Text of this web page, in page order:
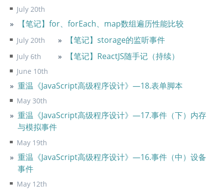
July 20th
【笔记】for、forEach、map数组遍历性能比较
July 20th 【笔记】storage的监听事件
July 6th 【笔记】ReactJS随手记（持续）
June 10th
重温《JavaScript高级程序设计》—18.表单脚本
May 30th
重温《JavaScript高级程序设计》—17.事件（下）内存
与模拟事件
May 19th
重温《JavaScript高级程序设计》—16.事件（中）设备
事件
May 12th